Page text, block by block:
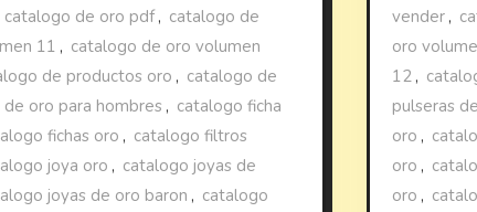
catalogo de oro pdf, catalogo de
11 , catalogo de oro volumen
de productos oro , catalogo de
de oro para hombres , catalogo ficha
fichas oro , catalogo filtros
joya oro , catalogo joyas de
joyas de oro baron , catalogo
vender ,
oro
12 ,
pulseras
oro ,
oro ,
oro ,